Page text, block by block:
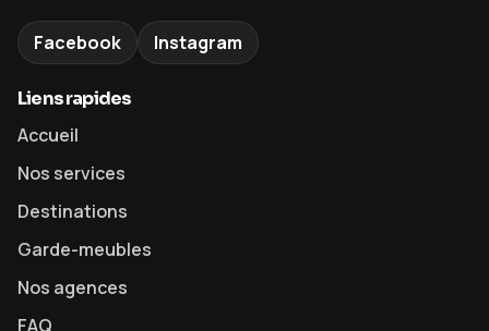
Facebook Instagram
Liens rapides
Accueil
Nos services
Destinations
Garde-meubles
Nos agences
FAQ